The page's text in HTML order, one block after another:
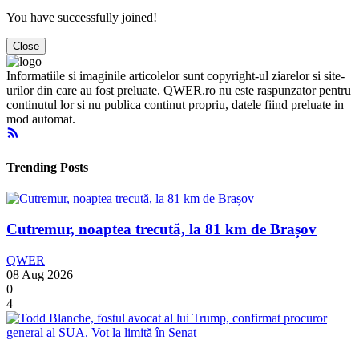
You have successfully joined!
Close
Informatiile si imaginile articolelor sunt copyright-ul ziarelor si site-
urilor din care au fost preluate. QWER.ro nu este raspunzator pentru
continutul lor si nu publica continut propriu, datele fiind preluate in
mod automat.
Trending Posts
Cutremur, noaptea trecută, la 81 km de Brașov
QWER
08 Aug 2026
0
4